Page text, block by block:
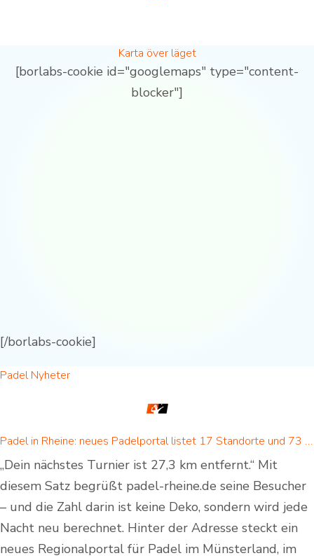
Karta över läget
[borlabs-cookie id="googlemaps" type="content-
blocker"]
[/borlabs-cookie]
Padel Nyheter
Padel in Rheine: neues Padelportal listet 17 Standorte und 73 Padel-Courts in Rheine und Umgebung
„Dein nächstes Turnier ist 27,3 km entfernt.“ Mit
diesem Satz begrüßt padel-rheine.de seine Besucher
– und die Zahl darin ist keine Deko, sondern wird jede
Nacht neu berechnet. Hinter der Adresse steckt ein
neues Regionalportal für Padel im Münsterland, im